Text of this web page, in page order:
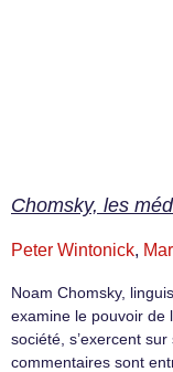
Chomsky, les
Peter Wintonick,
Noam Chomsky,
examine le pouvoir de
société, s’exercent
commentaires sont